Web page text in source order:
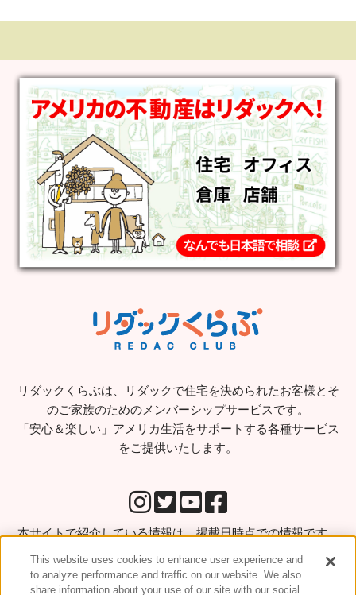
リダックくらぶは、リダックで住宅を決められたお客様とそ
のご家族のためのメンバーシップサービスです。
「安心＆楽しい」アメリカ生活をサポートする各種サービス
をご提供いたします。
本サイトで紹介している情報は、掲載日時点での情報です。
合わせをされることをお勧めします。
This website uses cookies to enhance user experience and
to analyze performance and traffic on our website. We also
share information about your use of our site with our social